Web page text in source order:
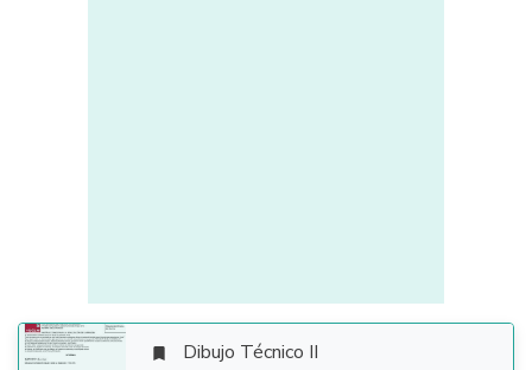
 Dibujo Técnico II